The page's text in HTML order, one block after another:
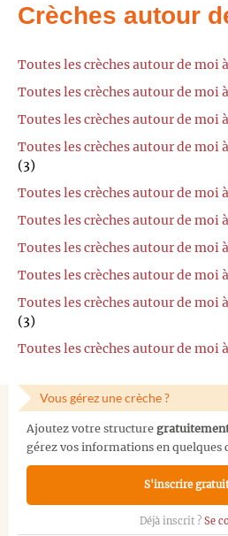
Crèches autour
Toutes les crèches autour de moi
Toutes les crèches autour de moi
Toutes les crèches autour de moi
Toutes les crèches autour de
(3)
Toutes les crèches autour de moi
Toutes les crèches autour de moi
Toutes les crèches autour de moi
Toutes les crèches autour de
Toutes les crèches autour de
(3)
Toutes les crèches autour de moi
Vous gérez une crèche ?
Ajoutez votre structure
gérez vos informations en quelques
S'inscrire
Déjà inscrit ? Se